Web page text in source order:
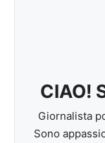
CIAO!
Giornalista
Sono